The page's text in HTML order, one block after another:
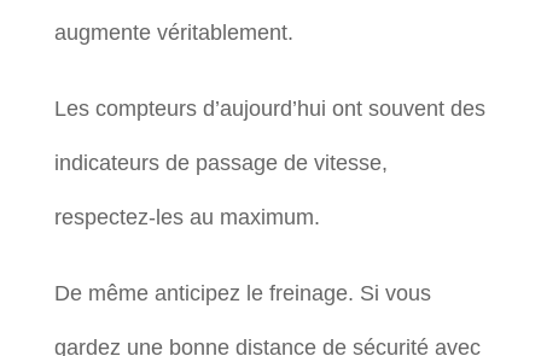
augmente véritablement.
Les compteurs d’aujourd’hui ont souvent des
indicateurs de passage de vitesse,
respectez-les au maximum.
De même anticipez le freinage. Si vous
gardez une bonne distance de sécurité avec